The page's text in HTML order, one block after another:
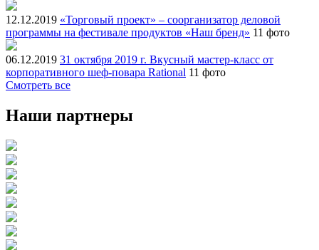
12.12.2019 «Торговый проект» – соорганизатор деловой
программы на фестивале продуктов «Наш бренд» 11 фото
06.12.2019 31 октября 2019 г. Вкусный мастер-класс от
корпоративного шеф-повара Rational 11 фото
Смотреть все
Наши партнеры